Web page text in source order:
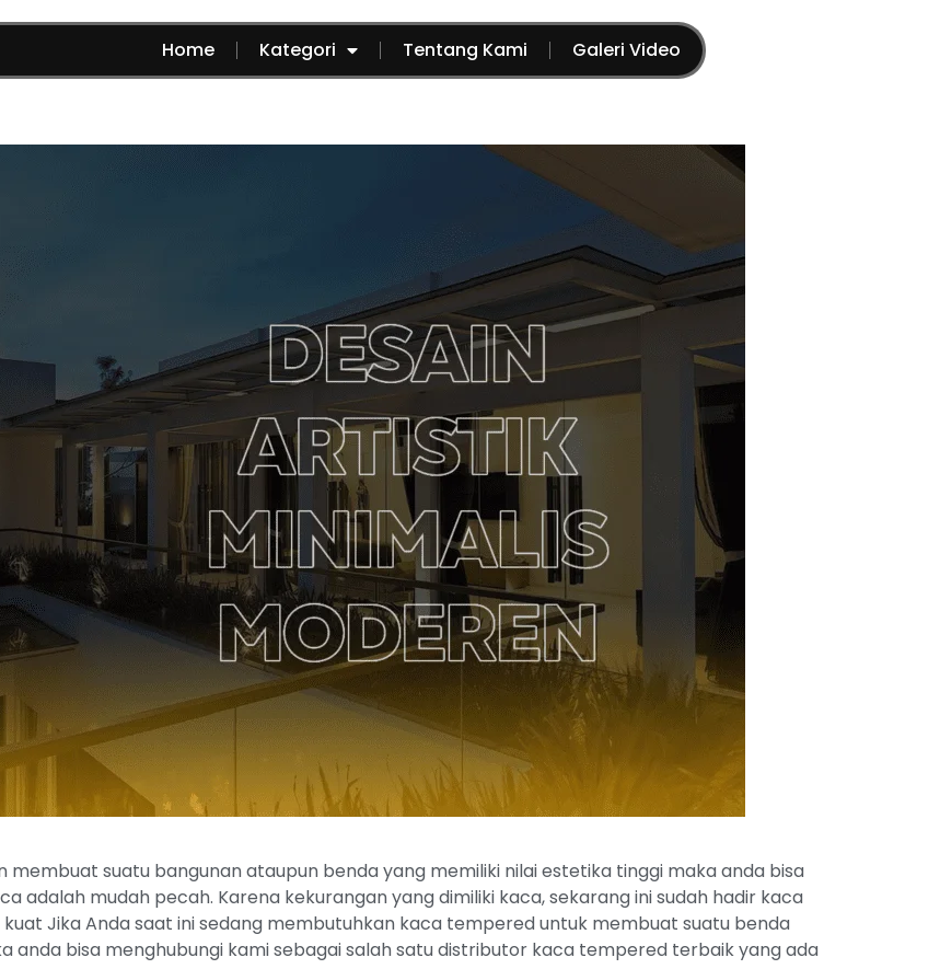
Home Kategori Tentang Kami Galeri Video
membuat suatu bangunan ataupun benda yang memiliki nilai estetika tinggi maka anda bisa
adalah mudah pecah. Karena kekurangan yang dimiliki kaca, sekarang ini sudah hadir kaca
Jika Anda saat ini sedang membutuhkan kaca tempered untuk membuat suatu benda
anda bisa menghubungi kami sebagai salah satu distributor kaca tempered terbaik yang ada